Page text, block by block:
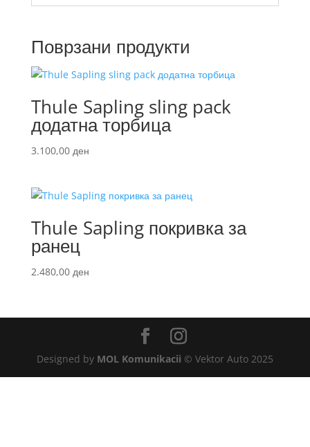
Поврзани продукти
Thule Sapling sling pack
додатна торбица
3.100,00 ден
Thule Sapling покривка за
ранец
2.480,00 ден
Designed by MOL Komunikacii © Vektor Auto 2025